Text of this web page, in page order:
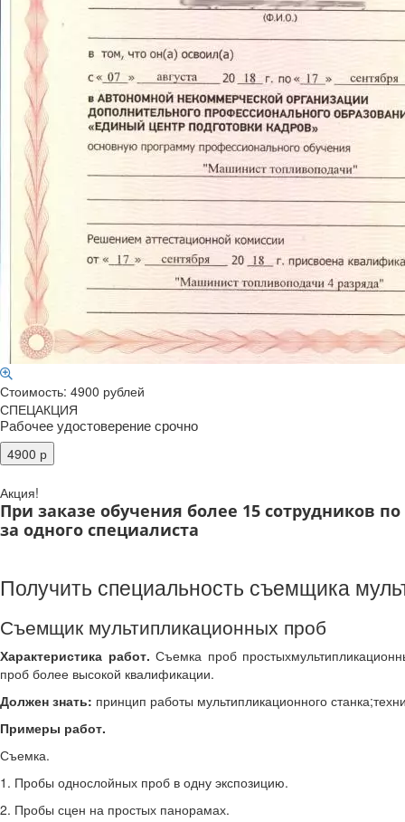
Стоимость: 4900 рублей
СПЕЦАКЦИЯ
Рабочее удостоверение срочно
Акция!
При заказе обучения более 15 сотрудников
за одного специалиста
Получить специальность съемщика
Съемщик мультипликационных проб
Характеристика работ. Съемка проб
проб более высокой квалификации.
Должен знать: принцип работы мультипликационного
Примеры работ.
Съемка.
1. Пробы однослойных проб в одну экспозицию.
2. Пробы сцен на простых панорамах.